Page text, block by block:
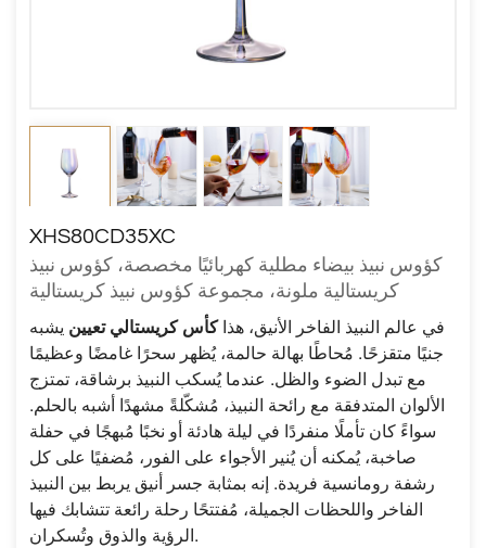
XHS80CD35XC
كؤوس نبيذ بيضاء مطلية كهربائيًا مخصصة، كؤوس نبيذ
كريستالية ملونة، مجموعة كؤوس نبيذ كريستالية
في عالم النبيذ الفاخر الأنيق، هذاكأس كريستاليتعيين يشبه
جنيًا متقزحًا. مُحاطًا بهالة حالمة، يُظهر سحرًا غامضًا وعظيمًا
مع تبدل الضوء والظل. عندما يُسكب النبيذ برشاقة، تمتزج
الألوان المتدفقة مع رائحة النبيذ، مُشكّلةً مشهدًا أشبه بالحلم.
سواءً كان تأملًا منفردًا في ليلة هادئة أو نخبًا مُبهجًا في حفلة
صاخبة، يُمكنه أن يُنير الأجواء على الفور، مُضفيًا على كل
رشفة رومانسية فريدة. إنه بمثابة جسر أنيق يربط بين النبيذ
الفاخر واللحظات الجميلة، مُفتتحًا رحلة رائعة تتشابك فيها
الرؤية والذوق وتُسكران.